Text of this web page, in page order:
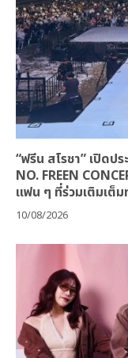
“ฟรีน สโรชา” เปิดป
NO. FREEN
แฟน ๆ ที่ร่วมเติมเต็
10/08/2026